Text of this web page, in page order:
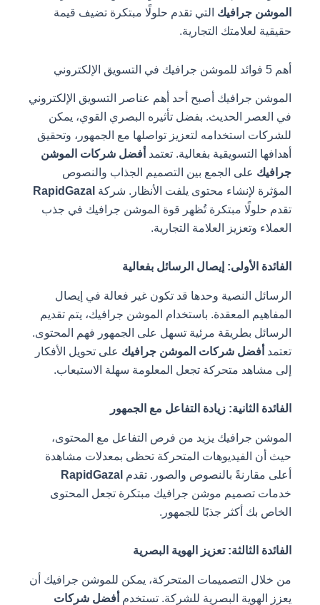
الموشن جرافيكالتي تقدم حلولًا مبتكرة تضيف قيمة
حقيقية لعلامتك التجارية.
أهم 5 فوائد للموشن جرافيك في التسويق الإلكتروني
الموشن جرافيك أصبح أحد أهم عناصر التسويق الإلكتروني
في العصر الحديث. بفضل تأثيره البصري القوي، يمكن
للشركات استخدامه لتعزيز تواصلها مع الجمهور، وتحقيق
أهدافها التسويقية بفعالية. تعتمدأفضل شركات الموشن
جرافيكعلى الجمع بين التصميم الجذاب والنصوص
المؤثرة لإنشاء محتوى يلفت الأنظار. شركةRapidGazal
تقدم حلولًا مبتكرة تُظهر قوة الموشن جرافيك في جذب
العملاء وتعزيز العلامة التجارية.
الفائدة الأولى: إيصال الرسائل بفعالية
الرسائل النصية وحدها قد تكون غير فعالة في إيصال
المفاهيم المعقدة. باستخدام الموشن جرافيك، يتم تقديم
الرسائل بطريقة مرئية تسهل على الجمهور فهم المحتوى.
تعتمدأفضل شركات الموشن جرافيكعلى تحويل الأفكار
إلى مشاهد متحركة تجعل المعلومة سهلة الاستيعاب.
الفائدة الثانية: زيادة التفاعل مع الجمهور
الموشن جرافيك يزيد من فرص التفاعل مع المحتوى،
حيث أن الفيديوهات المتحركة تحظى بمعدلات مشاهدة
أعلى مقارنةً بالنصوص والصور. تقدمRapidGazal
خدمات تصميم موشن جرافيك مبتكرة تجعل المحتوى
الخاص بك أكثر جذبًا للجمهور.
الفائدة الثالثة: تعزيز الهوية البصرية
من خلال التصميمات المتحركة، يمكن للموشن جرافيك أن
يعزز الهوية البصرية للشركة. تستخدمأفضل شركات